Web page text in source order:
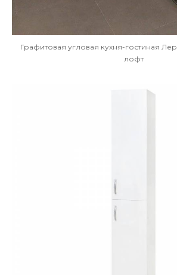
Графитовая угловая кухня-гостиная
лофт